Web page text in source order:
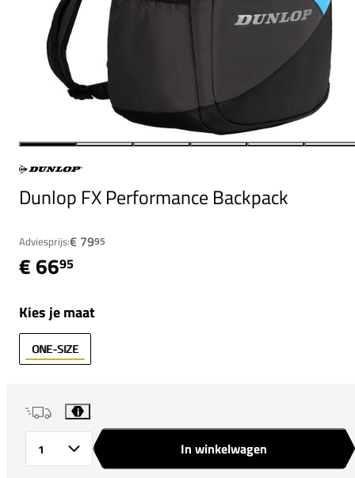
Dunlop FX Performance Backpack
Adviesprijs:€ 7995
€ 6695
Kies je maat
ONE-SIZE
i
In winkelwagen